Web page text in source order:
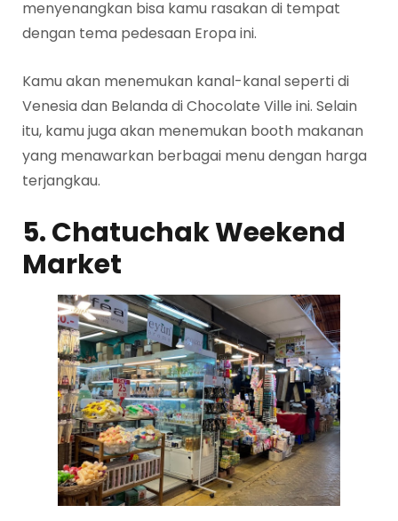
menyenangkan bisa kamu rasakan di tempat
dengan tema pedesaan Eropa ini.
Kamu akan menemukan kanal-kanal seperti di
Venesia dan Belanda di Chocolate Ville ini. Selain
itu, kamu juga akan menemukan booth makanan
yang menawarkan berbagai menu dengan harga
terjangkau.
5. Chatuchak Weekend
Market